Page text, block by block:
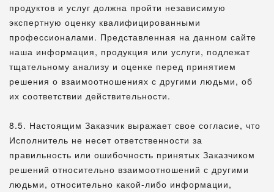
продуктов и услуг должна пройти независимую
экспертную оценку квалифицированными
профессионалами. Представленная на данном сайте
наша информация, продукция или услуги, подлежат
тщательному анализу и оценке перед принятием
решения о взаимоотношениях с другими людьми, об
их соответствии действительности.
8.5. Настоящим Заказчик выражает свое согласие, что
Исполнитель не несет ответственности за
правильность или ошибочность принятых Заказчиком
решений относительно взаимоотношений с другими
людьми, относительно какой-либо информации,